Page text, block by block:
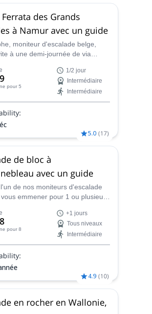
Ferrata des Grands
à Namur avec un guide
moniteur d'escalade belge,
à une demi-journée de via
Grands Malades (Namur).
pour 5
1/2 jour
Intermédiaire
Intermédiaire
5.0 (17)
de bloc à
avec un guide
de nos moniteurs d'escalade
emmener pour 1 ou plusieurs
l'un des meilleurs sites
de bloc au monde.
pour 8
+1 jours
Tous niveaux
Intermédiaire
4.9 (10)
en rocher en Wallonie,